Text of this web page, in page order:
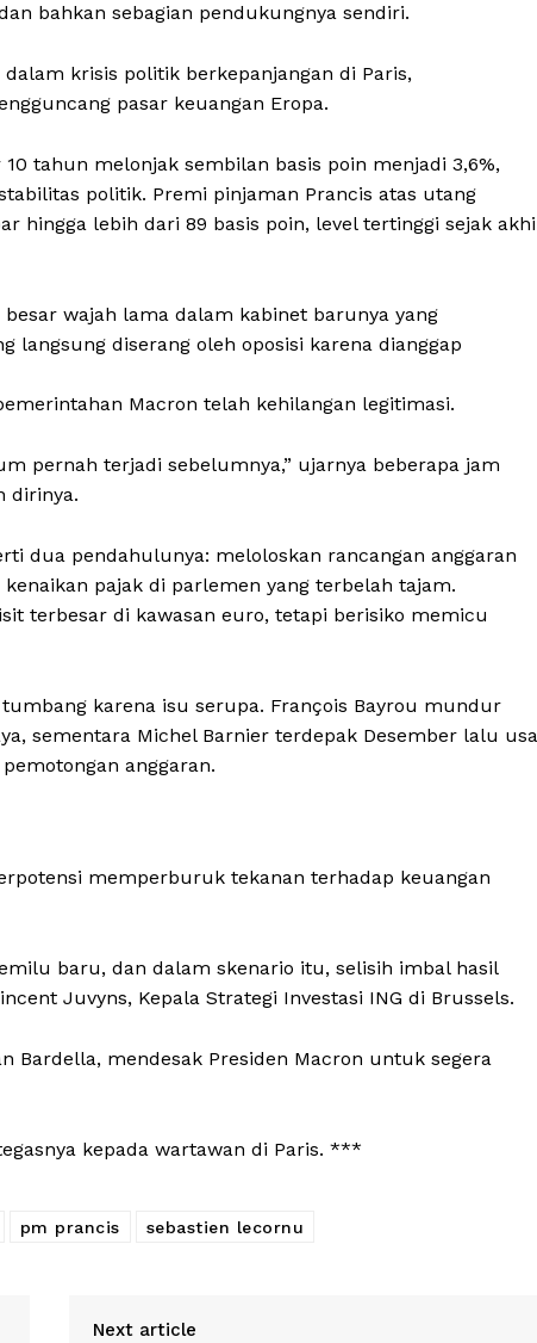
bahkan sebagian pendukungnya sendiri.
krisis politik berkepanjangan di Paris,
pasar keuangan Eropa.
tahun melonjak sembilan basis poin menjadi 3,6%,
politik. Premi pinjaman Prancis atas utang
lebih dari 89 basis poin, level tertinggi sejak
wajah lama dalam kabinet barunya yang
diserang oleh oposisi karena dianggap
Macron telah kehilangan legitimasi.
pernah terjadi sebelumnya,” ujarnya beberapa jam
dirinya.
dua pendahulunya: meloloskan rancangan anggaran
pajak di parlemen yang terbelah tajam.
terbesar di kawasan euro, tetapi berisiko memicu
karena isu serupa. François Bayrou mundur
sementara Michel Barnier terdepak Desember lalu
anggaran.
memperburuk tekanan terhadap keuangan
baru, dan dalam skenario itu, selisih imbal hasil
Juvyns, Kepala Strategi Investasi ING di Brussels.
Bardella, mendesak Presiden Macron untuk segera
kepada wartawan di Paris. ***
pm prancis sebastien lecornu
Next article